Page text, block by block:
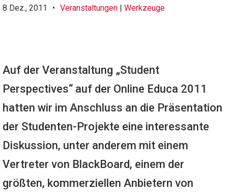
8 Dez., 2011 • Veranstaltungen | Werkzeuge
Auf der Veranstaltung „Student
Perspectives“ auf der Online Educa 2011
hatten wir im Anschluss an die Präsentation
der Studenten-Projekte eine interessante
Diskussion, unter anderem mit einem
Vertreter von BlackBoard, einem der
größten, kommerziellen Anbietern von